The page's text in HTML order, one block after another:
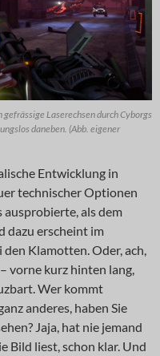
Laserechsen durch Cyborgs
daneben. (Abb. eigener
Entwicklung in
technischer Optionen
als dem
dazu erscheint im
den Klamotten. Oder, ach,
vorne kurz hinten lang,
Wer kommt
anderes, haben Sie
Jaja, hat nie jemand
Bild liest, schon klar. Und